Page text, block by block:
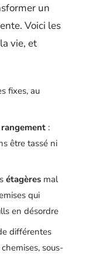
un
Voici les
vie, et
fixes, au
rangement :
être tassé ni
étagères mal
qui
en désordre
différentes
sous-